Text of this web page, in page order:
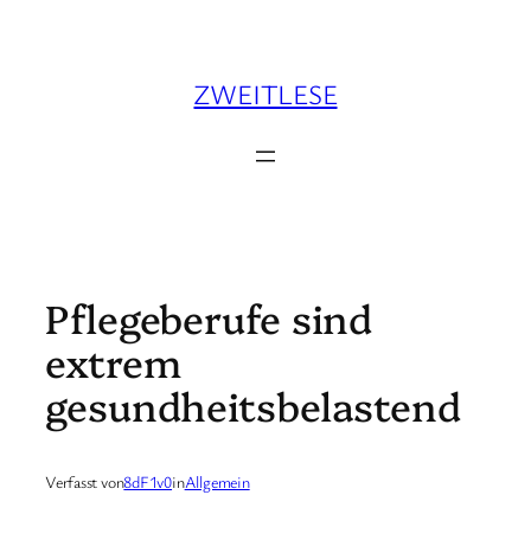
ZWEITLESE
Pflegeberufe sind
extrem
gesundheitsbelastend
Verfasst von8dF1v0inAllgemein